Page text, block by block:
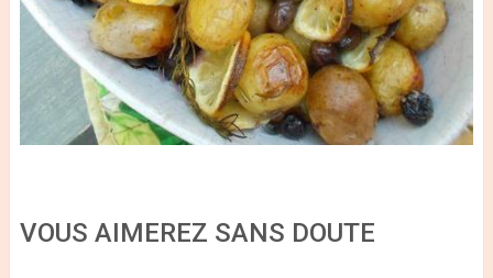
VOUS AIMEREZ SANS DOUTE